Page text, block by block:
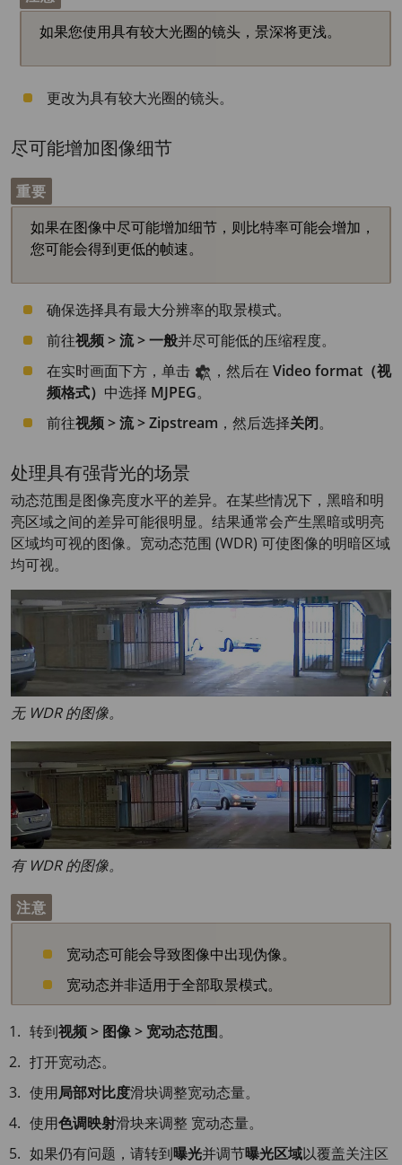
如果您使用具有较大光圈的镜头，景深将更浅。
更改为具有较大光圈的镜头。
尽可能增加图像细节
重要
如果在图像中尽可能增加细节，则比特率可能会增加，
您可能会得到更低的帧速。
确保选择具有最大分辨率的取景模式。
前往视频 > 流 > 一般并尽可能低的压缩程度。
在实时画面下方，单击
，然后在 Video format（视
频格式） 中选择 MJPEG。
前往视频 > 流 > Zipstream ，然后选择关闭。
处理具有强背光的场景
动态范围是图像亮度水平的差异。在某些情况下，黑暗和明
亮区域之间的差异可能很明显。结果通常会产生黑暗或明亮
区域均可视的图像。宽动态范围 (WDR) 可使图像的明暗区域
均可视。
无 WDR 的图像。
有 WDR 的图像。
注意
宽动态可能会导致图像中出现伪像。
宽动态并非适用于全部取景模式。
转到视频 > 图像 > 宽动态范围。
打开宽动态。
使用局部对比度滑块调整宽动态量。
使用色调映射滑块来调整 宽动态量。
如果仍有问题，请转到曝光并调节曝光区域以覆盖关注区